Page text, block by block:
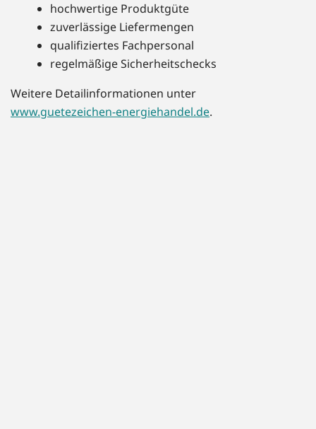
hochwertige Produktgüte
zuverlässige Liefermengen
qualifiziertes Fachpersonal
regelmäßige Sicherheitschecks
Weitere Detailinformationen unter
www.guetezeichen-energiehandel.de.